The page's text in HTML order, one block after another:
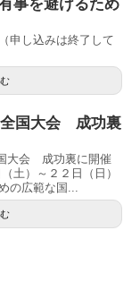
事を避けるため
申し込みは終了して
全国大会 成功裏
大会 成功裏に開催
土）～２２日（日）
の広範な国...